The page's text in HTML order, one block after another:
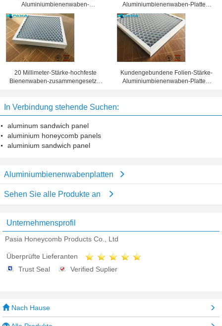
Aluminiumbienenwaben-
Sandwich-Platten
Oberflächenbehandlung
Aluminiumbienenwaben-Platten,
Wabenkern 25 Millimeter Stärke-
20 Millimeter-Stärke-hochfeste
Bienenwaben-zusammengesetzte
Kundengebundene Folien-Stärke-
Aluminiumbienenwaben-Platten,
In Verbindung stehende Suchen:
aluminum sandwich panel
aluminium honeycomb panels
aluminium sandwich panel
Aluminiumbienenwabenplatten
Sehen Sie alle Produkte an
Unternehmensprofil
Pasia Honeycomb Products Co., Ltd
Überprüfte Lieferanten
Trust Seal
Verified Suplier
Nach Hause